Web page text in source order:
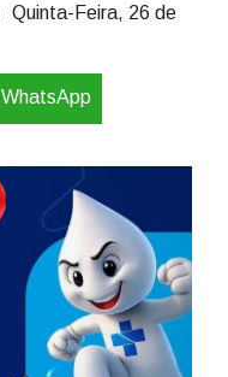
Quinta-Feira, 26 de
WhatsApp